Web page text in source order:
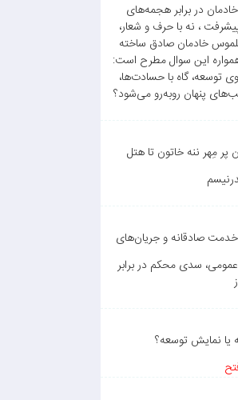
در برابر هجمه‌های
، نه با حرف و شعار،
ملموس خادمان صادق ساخته
این سوال مطرح است:
توسعه، گاه با حسادت‌ها،
پنهان روبه‌رو می‌شود؟
پر مِهر ننه خاتون تا هتل
خدمت صادقانه و جریان‌های
سدی محکم در برابر
یا نمایش توسعه؟